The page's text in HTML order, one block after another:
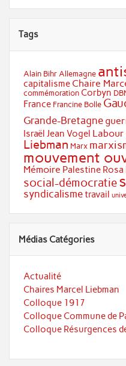
Tags
Alain Bihr Allemagne
capitalisme Chaire
commémoration Corbyn
France Francine Bolle
Grande-Bretagne
Israël Jean Vogel Labour
Liebman Marx
mouvement
Mémoire Palestine
social-démocratie
syndicalismetravail
Médias Catégories
Actualité
Chaires Marcel Liebman
Colloque 1917
Colloque Commune de
Colloque Résurgences